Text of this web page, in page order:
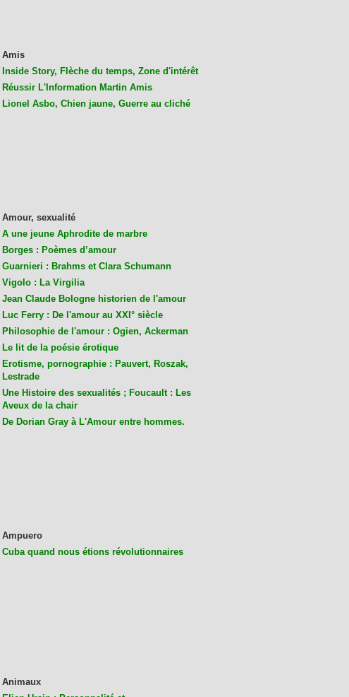
Amis
Inside Story, Flèche du temps, Zone d'intérêt
Réussir L'Information Martin Amis
Lionel Asbo, Chien jaune, Guerre au cliché
Amour, sexualité
A une jeune Aphrodite de marbre
Borges : Poèmes d’amour
Guarnieri : Brahms et Clara Schumann
Vigolo : La Virgilia
Jean Claude Bologne historien de l'amour
Luc Ferry : De l'amour au XXI° siècle
Philosophie de l'amour : Ogien, Ackerman
Le lit de la poésie érotique
Erotisme, pornographie : Pauvert, Roszak,
Lestrade
Une Histoire des sexualités ; Foucault : Les
Aveux de la chair
De Dorian Gray à L'Amour entre hommes.
Ampuero
Cuba quand nous étions révolutionnaires
Animaux